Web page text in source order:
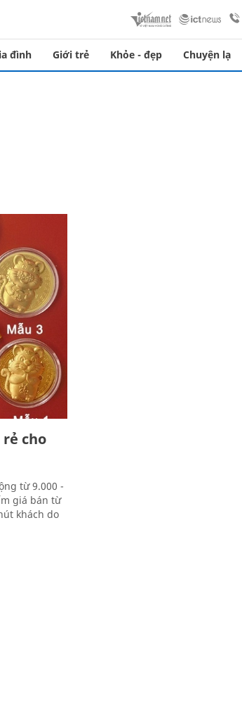
đình Giới trẻ Khỏe - đẹp Chuyện lạ
cho
từ 9.000 -
giá bán từ
khách do